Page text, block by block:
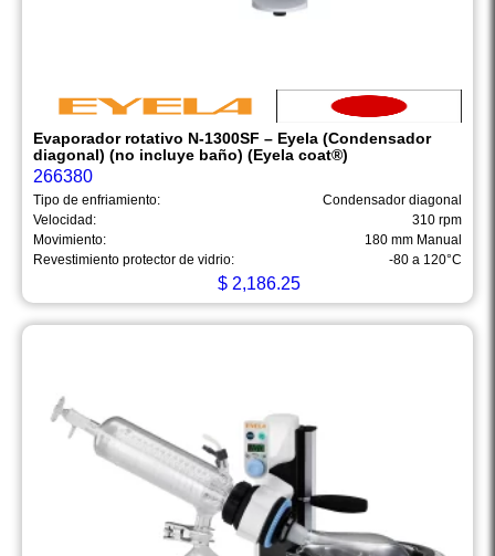
Evaporador rotativo N-1300SF – Eyela (Condensador
diagonal) (no incluye baño) (Eyela coat®)
266380
Tipo de enfriamiento:
Condensador diagonal
Velocidad:
310 rpm
Movimiento:
180 mm Manual
Revestimiento protector de vidrio:
-80 a 120°C
$2,186.25